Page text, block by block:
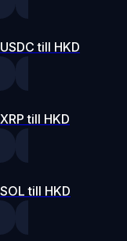
USDC till HKD
XRP till HKD
SOL till HKD